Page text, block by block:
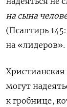
на сына
(Псалтирь
на «лидеров».
могут
к гробнице,